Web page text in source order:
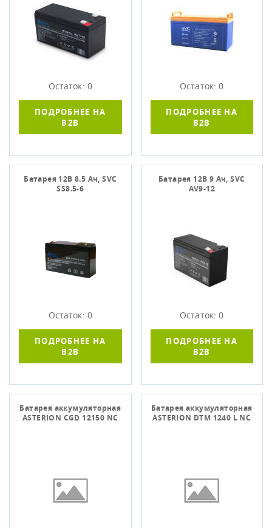
Остаток: 0
ПОДРОБНЕЕ НА
B2B
Остаток: 0
ПОДРОБНЕЕ НА
B2B
Батарея 12В 8.5 Ач, SVC
SS8.5-6
Остаток: 0
ПОДРОБНЕЕ НА
B2B
Батарея 12В 9 Ач, SVC
AV9-12
Остаток: 0
ПОДРОБНЕЕ НА
B2B
Батарея аккумуляторная
ASTERION CGD 12150 NC
Батарея аккумуляторная
ASTERION DTM 1240 L NC